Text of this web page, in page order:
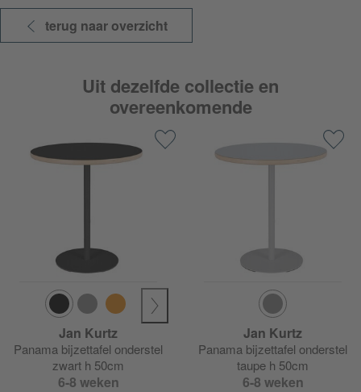
terug naar overzicht
Uit dezelfde collectie en
overeenkomende
Jan Kurtz
Panama bijzettafel onderstel
zwart h 50cm
6-8 weken
Jan Kurtz
Panama bijzettafel onderstel
taupe h 50cm
6-8 weken